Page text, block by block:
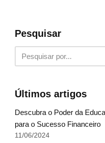
Pesquisar
Últimos artigos
Descubra o Poder da
para o Sucesso Financeiro
11/06/2024